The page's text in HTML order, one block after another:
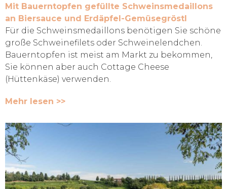
Mit Bauerntopfen gefüllte Schweinsmedaillons
an Biersauce und Erdäpfel-Gemüsegröstl
Für die Schweinsmedaillons benötigen Sie schöne
große Schweinefilets oder Schweinelendchen.
Bauerntopfen ist meist am Markt zu bekommen,
Sie können aber auch Cottage Cheese
(Hüttenkäse) verwenden.
Mehr lesen >>